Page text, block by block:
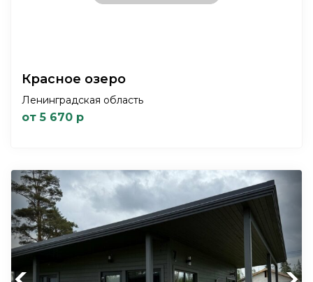
Красное озеро
Ленинградская область
от 5 670 р
Previous Next